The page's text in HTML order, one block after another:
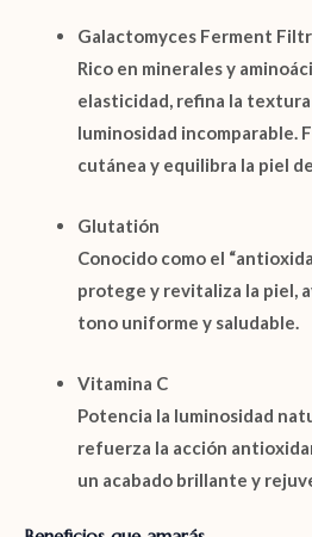
Galactomyces Ferment
Rico en minerales y
elasticidad, refina la
luminosidad incomparable.
cutánea y equilibra la piel
Glutatión
Conocido como el
protege y revitaliza la piel,
tono uniforme y saludable.
Vitamina C
Potencia la luminosidad
refuerza la acción
un acabado brillante y